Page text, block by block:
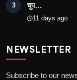
3
चुप…
11 days ago
NEWSLETTER
Subscribe to our